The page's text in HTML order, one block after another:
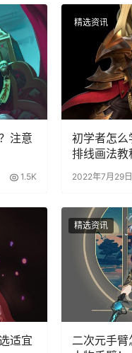
注意
1.5K
精选资讯
初学者怎么
排线画法教
2022年7月29日
适宜
精选资讯
二次元手